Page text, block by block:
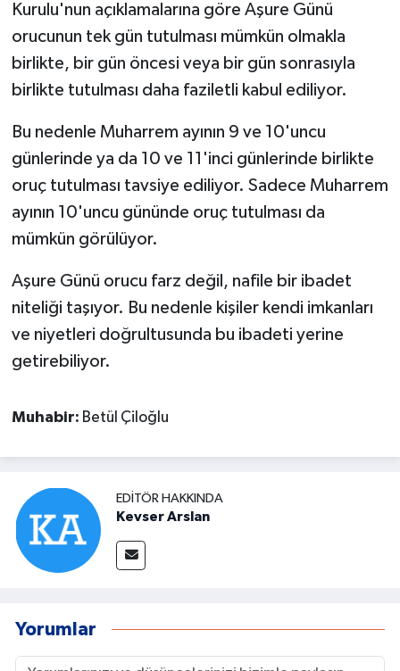
Kurulu'nun açıklamalarına göre Aşure Günü
orucunun tek gün tutulması mümkün olmakla
birlikte, bir gün öncesi veya bir gün sonrasıyla
birlikte tutulması daha faziletli kabul ediliyor.
Bu nedenle Muharrem ayının 9 ve 10'uncu
günlerinde ya da 10 ve 11'inci günlerinde birlikte
oruç tutulması tavsiye ediliyor. Sadece Muharrem
ayının 10'uncu gününde oruç tutulması da
mümkün görülüyor.
Aşure Günü orucu farz değil, nafile bir ibadet
niteliği taşıyor. Bu nedenle kişiler kendi imkanları
ve niyetleri doğrultusunda bu ibadeti yerine
getirebiliyor.
Muhabir: Betül Çiloğlu
EDITÖR HAKKINDA
Kevser Arslan
Yorumlar